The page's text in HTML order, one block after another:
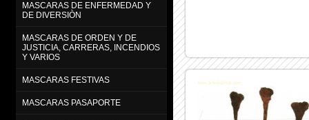
MASCARAS DE ENFERMEDAD Y
DE DIVERSIÒN
MASCARAS DE ORDEN Y DE
JUSTICIA, CARRERAS, INCENDIOS
Y VARIOS
MASCARAS FESTIVAS
MASCARAS PASAPORTE